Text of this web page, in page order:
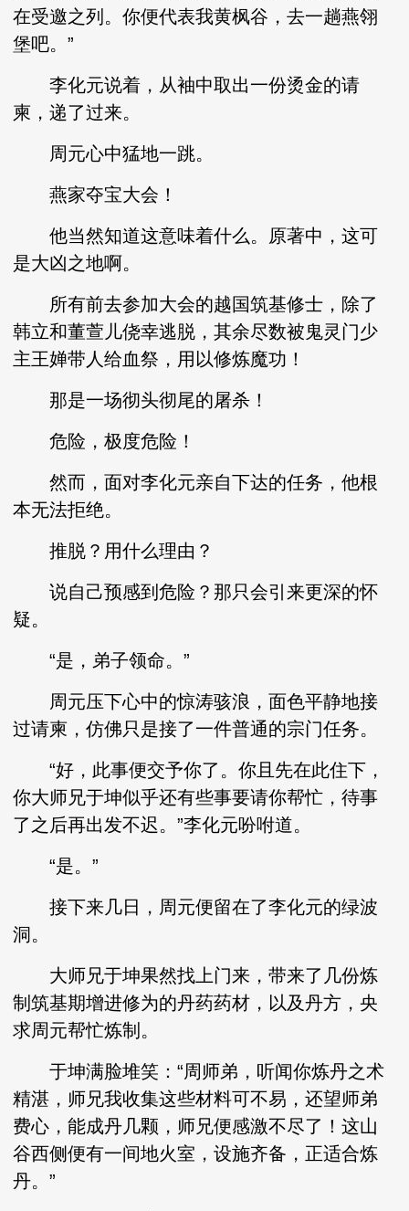
在受邀之列。你便代表我黄枫谷，去一趟燕翎
堡吧。”
李化元说着，从袖中取出一份烫金的请
柬，递了过来。
周元心中猛地一跳。
燕家夺宝大会！
他当然知道这意味着什么。原著中，这可
是大凶之地啊。
所有前去参加大会的越国筑基修士，除了
韩立和董萱儿侥幸逃脱，其余尽数被鬼灵门少
主王婵带人给血祭，用以修炼魔功！
那是一场彻头彻尾的屠杀！
危险，极度危险！
然而，面对李化元亲自下达的任务，他根
本无法拒绝。
推脱？用什么理由？
说自己预感到危险？那只会引来更深的怀
疑。
“是，弟子领命。”
周元压下心中的惊涛骇浪，面色平静地接
过请柬，仿佛只是接了一件普通的宗门任务。
“好，此事便交予你了。你且先在此住下，
你大师兄于坤似乎还有些事要请你帮忙，待事
了之后再出发不迟。”李化元吩咐道。
“是。”
接下来几日，周元便留在了李化元的绿波
洞。
大师兄于坤果然找上门来，带来了几份炼
制筑基期增进修为的丹药药材，以及丹方，央
求周元帮忙炼制。
于坤满脸堆笑：“周师弟，听闻你炼丹之术
精湛，师兄我收集这些材料可不易，还望师弟
费心，能成丹几颗，师兄便感激不尽了！这山
谷西侧便有一间地火室，设施齐备，正适合炼
丹。”